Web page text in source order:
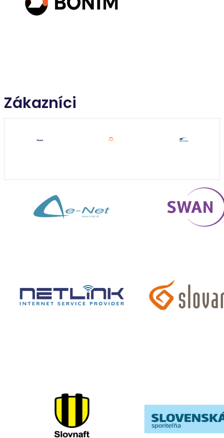
Zákazníci